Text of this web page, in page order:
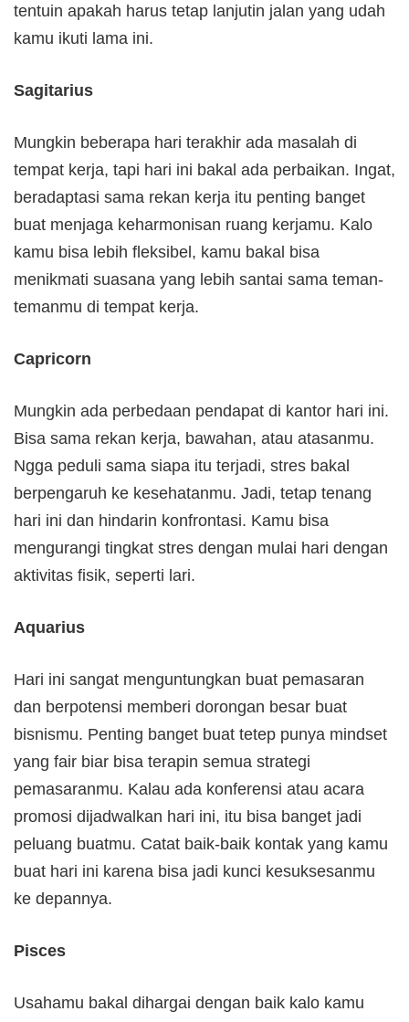
tentuin apakah harus tetap lanjutin jalan yang udah
kamu ikuti lama ini.
Sagitarius
Mungkin beberapa hari terakhir ada masalah di
tempat kerja, tapi hari ini bakal ada perbaikan. Ingat,
beradaptasi sama rekan kerja itu penting banget
buat menjaga keharmonisan ruang kerjamu. Kalo
kamu bisa lebih fleksibel, kamu bakal bisa
menikmati suasana yang lebih santai sama teman-
temanmu di tempat kerja.
Capricorn
Mungkin ada perbedaan pendapat di kantor hari ini.
Bisa sama rekan kerja, bawahan, atau atasanmu.
Ngga peduli sama siapa itu terjadi, stres bakal
berpengaruh ke kesehatanmu. Jadi, tetap tenang
hari ini dan hindarin konfrontasi. Kamu bisa
mengurangi tingkat stres dengan mulai hari dengan
aktivitas fisik, seperti lari.
Aquarius
Hari ini sangat menguntungkan buat pemasaran
dan berpotensi memberi dorongan besar buat
bisnismu. Penting banget buat tetep punya mindset
yang fair biar bisa terapin semua strategi
pemasaranmu. Kalau ada konferensi atau acara
promosi dijadwalkan hari ini, itu bisa banget jadi
peluang buatmu. Catat baik-baik kontak yang kamu
buat hari ini karena bisa jadi kunci kesuksesanmu
ke depannya.
Pisces
Usahamu bakal dihargai dengan baik kalo kamu